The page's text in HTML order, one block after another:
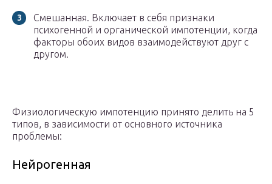
Смешанная. Включает в себя признаки
психогенной и органической импотенции, когда
факторы обоих видов взаимодействуют друг с
другом.
Физиологическую импотенцию принято делить на 5
типов, в зависимости от основного источника
проблемы:
Нейрогенная